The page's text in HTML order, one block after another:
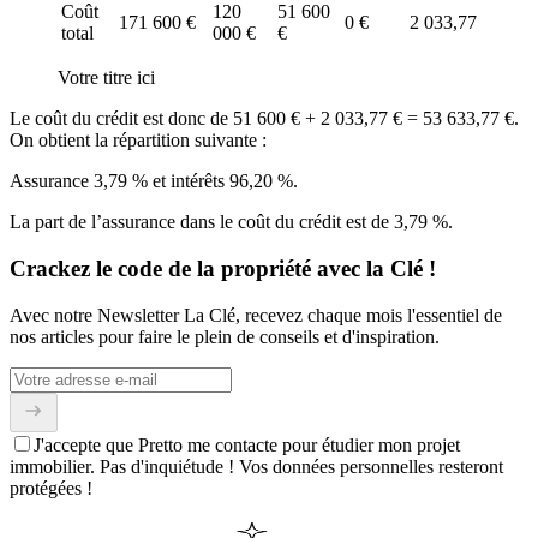
Coût
total
171 600 €
120
000 €
51 600
€
0 € 2 033,77
Votre titre ici
Le coût du crédit est donc de 51 600 € + 2 033,77 € = 53 633,77 €.
On obtient la répartition suivante :
Assurance 3,79 % et intérêts 96,20 %.
La part de l’assurance dans le coût du crédit est de 3,79 %.
Crackez le code de la propriété avec la Clé !
Avec notre Newsletter La Clé, recevez chaque mois l'essentiel de
nos articles pour faire le plein de conseils et d'inspiration.
J'accepte que Pretto me contacte pour étudier mon projet
immobilier. Pas d'inquiétude ! Vos données personnelles resteront
protégées !